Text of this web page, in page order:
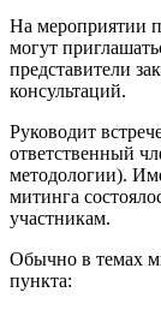
На мероприятии
могут
представители
консультаций.
Руководит
ответственный
методологии).
митинга
участникам.
Обычно в темах
пункта: